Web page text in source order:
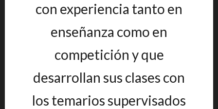
con experiencia tanto en
enseñanza como en
competición y que
desarrollan sus clases con
los temarios supervisados